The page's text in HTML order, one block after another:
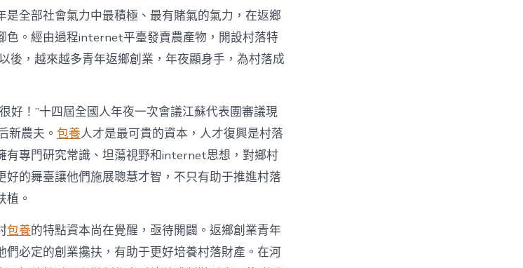
產
復
興
注
進
死
水
甜
心
寶
物
養
網
_
中
全部社會氣力中最積極、最有賭氣的氣力，在返鄉
色。經由過程internet平臺發賣農產物，開設村落特
後，越來越多青年返鄉創業，年夜顯身手，為村落成
很好！”十四屆全國人年夜一次會議江蘇代表團審議現
新農夫。 包養人才是最可貴的資本，人才復興是村落
有專門研究常識、坦蕩視野和internet思想，對鄉村
的舞臺讓他們施展聰慧才智，不只有助于推進村落
植。
包養的特點資本尚在覺醒，亟待開闢。返鄉創業青年
必定的創業攙扶，有助于更好培養村落財產。在河